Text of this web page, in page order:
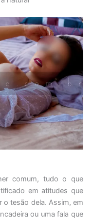
comum, tudo o que
em atitudes que
o tesão dela. Assim, em
ou uma fala que